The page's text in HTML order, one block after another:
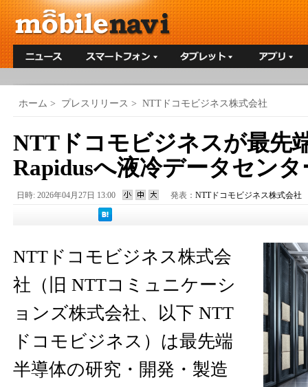
ホーム > プレスリリース > NTTドコモビジネス株式会社
NTTドコモビジネスが最先
Rapidusへ液冷データセン
日時: 2026年04月27日 13:00 発表： NTTドコモビジネス株式会社
NTTドコモビジネス株式会
社（旧 NTTコミュニケーシ
ョンズ株式会社、以下 NTT
ドコモビジネス）は最先端
半導体の研究・開発・製造